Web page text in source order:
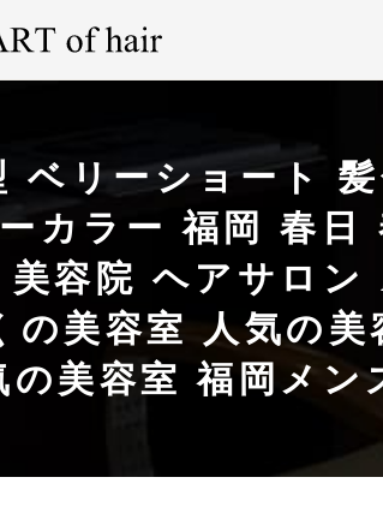
ベリーショート
カラー 福岡 春
美容院 ヘアサロ
の美容室 人気の
の美容室 福岡メ